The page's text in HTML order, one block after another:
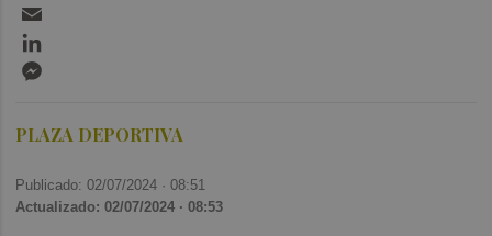
PLAZA DEPORTIVA
Publicado: 02/07/2024 ·08:51
Actualizado: 02/07/2024 · 08:53